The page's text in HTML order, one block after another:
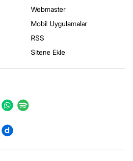
Webmaster
Mobil Uygulamalar
RSS
Sitene Ekle